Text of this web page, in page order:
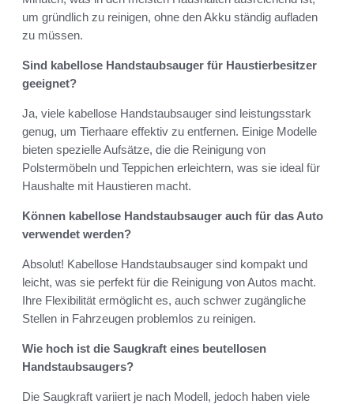
um gründlich zu reinigen, ohne den Akku ständig aufladen
zu müssen.
Sind kabellose Handstaubsauger für Haustierbesitzer
geeignet?
Ja, viele kabellose Handstaubsauger sind leistungsstark
genug, um Tierhaare effektiv zu entfernen. Einige Modelle
bieten spezielle Aufsätze, die die Reinigung von
Polstermöbeln und Teppichen erleichtern, was sie ideal für
Haushalte mit Haustieren macht.
Können kabellose Handstaubsauger auch für das Auto
verwendet werden?
Absolut! Kabellose Handstaubsauger sind kompakt und
leicht, was sie perfekt für die Reinigung von Autos macht.
Ihre Flexibilität ermöglicht es, auch schwer zugängliche
Stellen in Fahrzeugen problemlos zu reinigen.
Wie hoch ist die Saugkraft eines beutellosen
Handstaubsaugers?
Die Saugkraft variiert je nach Modell, jedoch haben viele